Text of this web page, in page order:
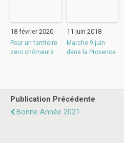
18 février 2020
Pour un territoire
zero chômeurs
11 juin 2018
Marche 9 juin
dans la Provence
Publication Précédente
Bonne Année 2021